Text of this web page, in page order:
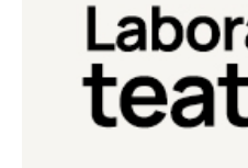
Laboratorio di teatro del